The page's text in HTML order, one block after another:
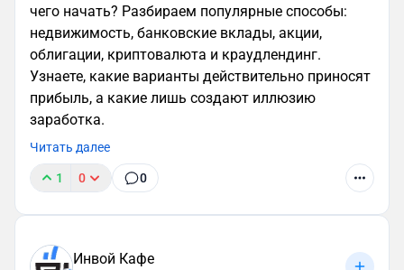
чего начать? Разбираем популярные способы:
недвижимость, банковские вклады, акции,
облигации, криптовалюта и краудлендинг.
Узнаете, какие варианты действительно приносят
прибыль, а какие лишь создают иллюзию
заработка.
Читать далее
1 0 0
Инвой Кафе